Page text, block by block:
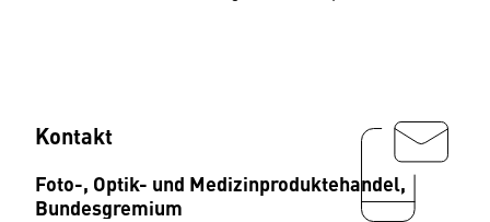
Kontakt
Foto-, Optik- und Medizinproduktehandel,
Bundesgremium